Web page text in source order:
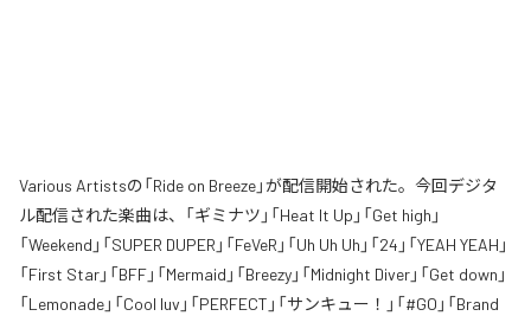
Various Artistsの「Ride on Breeze」が配信開始された。今回デジタ
ル配信された楽曲は、「ギミナツ」「Heat It Up」「Get high」
「Weekend」「SUPER DUPER」「FeVeR」「Uh Uh Uh」「24」「YEAH YEAH」
「First Star」「BFF」「Mermaid」「Breezy」「Midnight Diver」「Get down」
「Lemonade」「Cool luv」「PERFECT」「サンキュー！」「#GO」「Brand